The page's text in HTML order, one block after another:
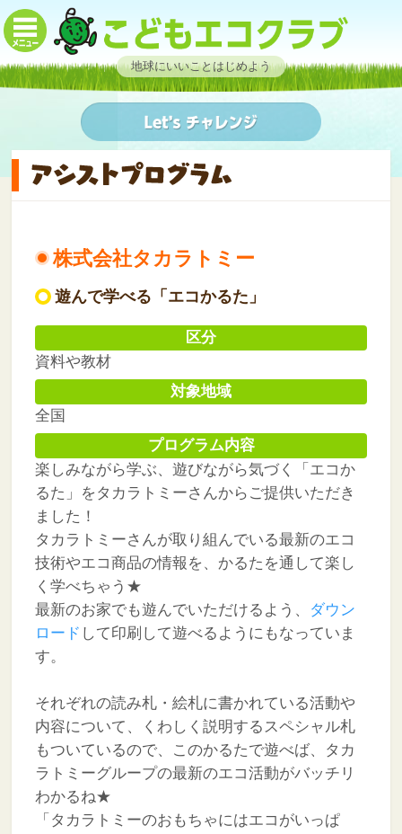
地球にいいことはじめよう
株式会社タカラトミー
遊んで学べる「エコかるた」
区分
資料や教材
対象地域
全国
プログラム内容
楽しみながら学ぶ、遊びながら気づく「エコか
るた」をタカラトミーさんからご提供いただき
ました！
タカラトミーさんが取り組んでいる最新のエコ
技術やエコ商品の情報を、かるたを通して楽し
く学べちゃう★
最新のお家でも遊んでいただけるよう、
ダウン
ロード して印刷して遊べるようにもなっていま
す。
それぞれの読み札・絵札に書かれている活動や
内容について、くわしく説明するスペシャル札
もついているので、このかるたで遊べば、タカ
ラトミーグループの最新のエコ活動がバッチリ
わかるね★
「タカラトミーのおもちゃにはエコがいっぱ